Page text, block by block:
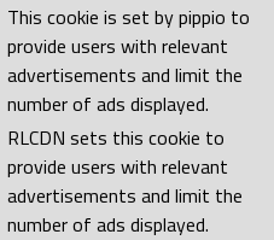
This cookie is set by pippio to
provide users with relevant
advertisements and limit the
number of ads displayed.
RLCDN sets this cookie to
provide users with relevant
advertisements and limit the
number of ads displayed.